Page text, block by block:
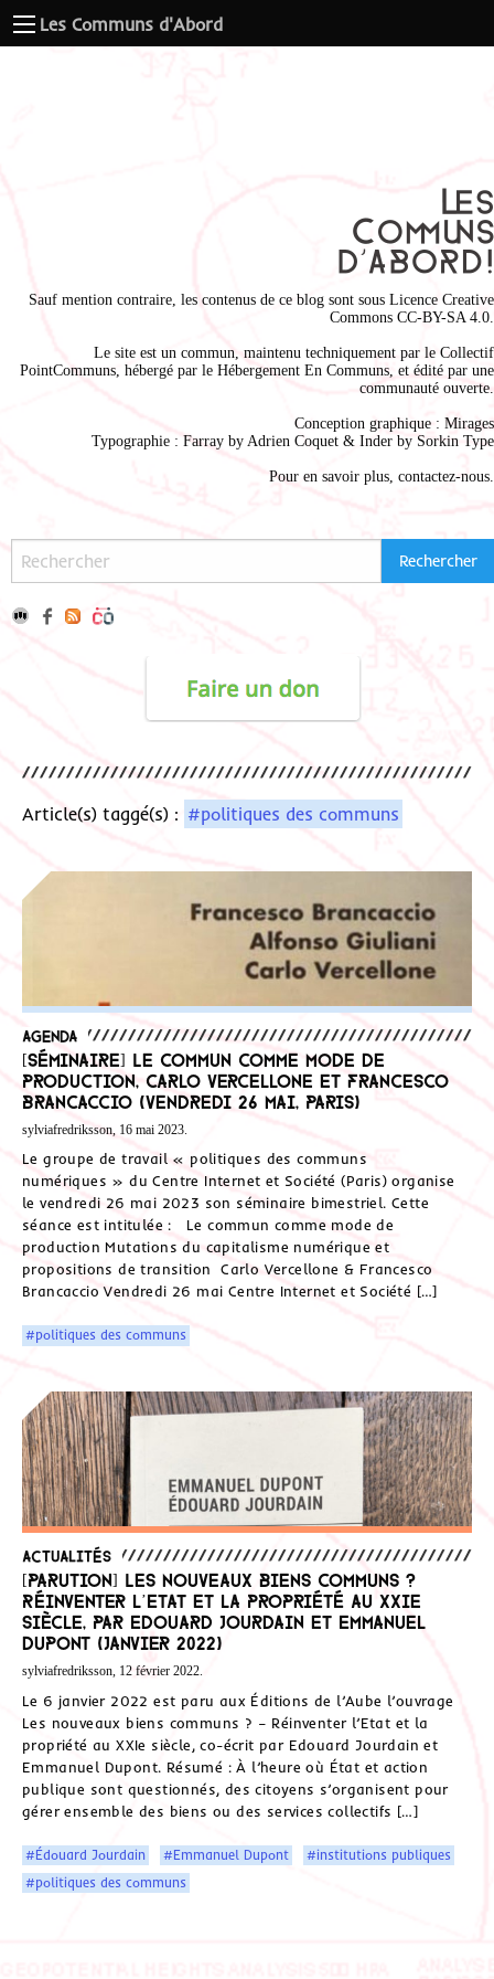
Les Communs d'Abord
Sauf mention contraire, les contenus de ce blog sont sous Licence Creative
Commons CC-BY-SA 4.0
Le site est un commun, maintenu techniquement par le Collectif
PointCommuns , hébergé par le Hébergement En Communs , et édité par une
communauté ouverte.
Conception graphique : Mirages
Typographie : Farray by Adrien Coquet & Inder by Sorkin Type
Pour en savoir plus, contactez-nous
Article(s) taggé(s) : #politiques des communs
Agenda
[Séminaire] Le commun comme mode de
production, Carlo Vercellone et Francesco
Brancaccio (Vendredi 26 mai, Paris)
sylviafredriksson, 16 mai 2023.
Le groupe de travail « politiques des communs
numériques » du Centre Internet et Société (Paris) organise
le vendredi 26 mai 2023 son séminaire bimestriel. Cette
séance est intitulée : Le commun comme mode de
production Mutations du capitalisme numérique et
propositions de transition Carlo Vercellone & Francesco
Brancaccio Vendredi 26 mai Centre Internet et Société […]
#politiques des communs
Actualités
[Parution] Les nouveaux biens communs ?
Réinventer l’Etat et la propriété au XXIe
siècle, par Edouard Jourdain et Emmanuel
Dupont (janvier 2022)
sylviafredriksson, 12 février 2022.
Le 6 janvier 2022 est paru aux Éditions de l’Aube l’ouvrage
Les nouveaux biens communs ? – Réinventer l’Etat et la
propriété au XXIe siècle, co-écrit par Edouard Jourdain et
Emmanuel Dupont. Résumé : À l’heure où État et action
publique sont questionnés, des citoyens s’organisent pour
gérer ensemble des biens ou des services collectifs […]
#Édouard Jourdain #Emmanuel Dupont
#institutions publiques
#politiques des communs